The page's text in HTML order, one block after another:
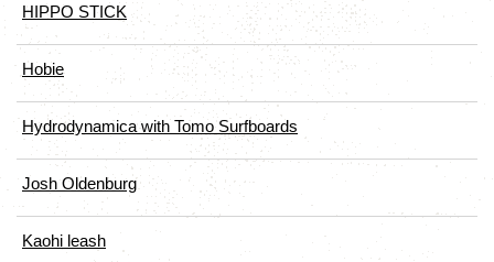
HIPPO STICK
Hobie
Hydrodynamica with Tomo Surfboards
Josh Oldenburg
Kaohi leash